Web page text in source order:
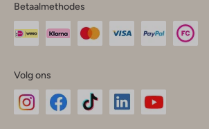
Betaalmethodes
Volg ons